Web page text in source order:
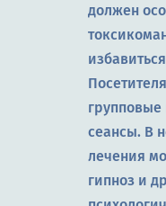
должен
сеансы. В
лечения
гипноз и